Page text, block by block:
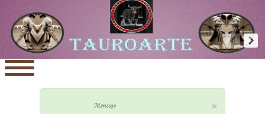
×
Mensaje